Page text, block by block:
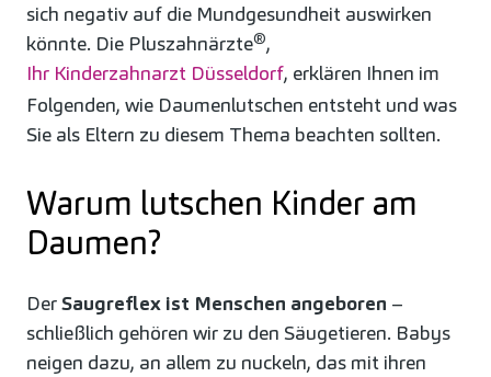
sich negativ auf die Mundgesundheit auswirken
könnte. Die Pluszahnärzte®,
Ihr Kinderzahnarzt Düsseldorf, erklären Ihnen im
Folgenden, wie Daumenlutschen entsteht und was
Sie als Eltern zu diesem Thema beachten sollten.
Warum lutschen Kinder am
Daumen?
DerSaugreflex ist Menschen angeboren –
schließlich gehören wir zu den Säugetieren. Babys
neigen dazu, an allem zu nuckeln, das mit ihren